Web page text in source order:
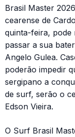
Brasil Master
cearense de
quinta-feira, pode
passar a sua
Angelo Gulea.
poderão impedir
sergipano a
de surf, serão o
Edson Vieira.
O Surf Brasil